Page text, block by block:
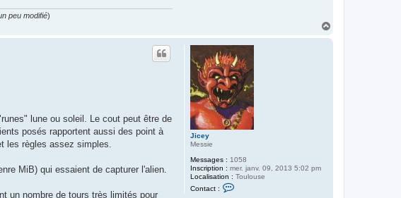
peu modifié)
Jicey
Messie
Messages : 1058
Inscription : mer. janv. 09, 2013 5:02 pm
Localisation : Toulouse
Contact :
lune ou soleil. Le cout peut être de
posés rapportent aussi des point à
les règles assez simples.
MiB) qui essaient de capturer l'alien.
un nombre de tours très limités pour